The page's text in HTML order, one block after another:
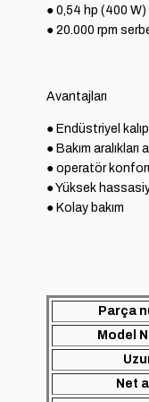
● 0,54 hp (400
● 20.000 rpm
Avantajları
● Endüstriyel
● Bakım
● operatör
● Yüksek
● Kolay bakım
Parça
Model
Net